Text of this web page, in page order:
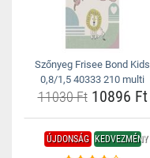
Szőnyeg Frisee Bond Kids
0,8/1,5 40333 210 multi
11030 Ft10896 Ft
ÚJDONSÁG KEDVEZMÉNY